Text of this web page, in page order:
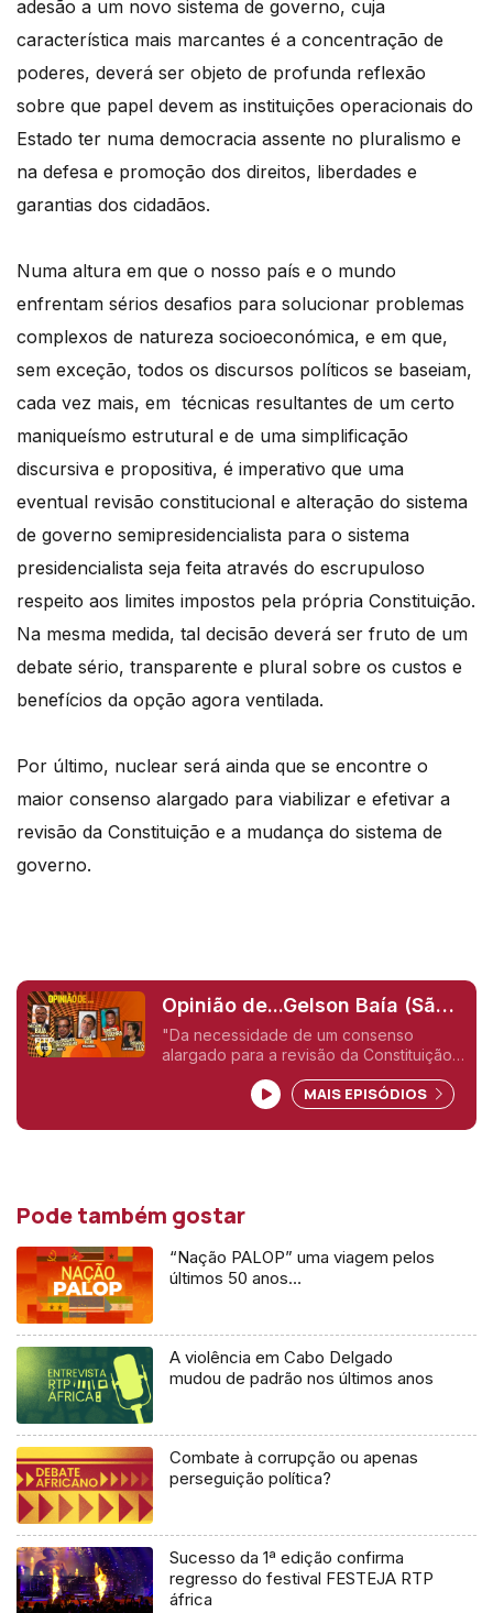
adesão a um novo sistema de governo, cuja
característica mais marcantes é a concentração de
poderes, deverá ser objeto de profunda reflexão
sobre que papel devem as instituições operacionais do
Estado ter numa democracia assente no pluralismo e
na defesa e promoção dos direitos, liberdades e
garantias dos cidadãos.
Numa altura em que o nosso país e o mundo
enfrentam sérios desafios para solucionar problemas
complexos de natureza socioeconómica, e em que,
sem exceção, todos os discursos políticos se baseiam,
cada vez mais, em técnicas resultantes de um certo
maniqueísmo estrutural e de uma simplificação
discursiva e propositiva, é imperativo que uma
eventual revisão constitucional e alteração do sistema
de governo semipresidencialista para o sistema
presidencialista seja feita através do escrupuloso
respeito aos limites impostos pela própria Constituição.
Na mesma medida, tal decisão deverá ser fruto de um
debate sério, transparente e plural sobre os custos e
benefícios da opção agora ventilada.
Por último, nuclear será ainda que se encontre o
maior consenso alargado para viabilizar e efetivar a
revisão da Constituição e a mudança do sistema de
governo.
Opinião de...Gelson Baía (São
Tomé e Príncipe),
"Da necessidade de um consenso
alargado para a revisão da Constituição
MAIS EPISÓDIOS
Pode também gostar
“Nação PALOP” uma viagem pelos
últimos 50 anos…
A violência em Cabo Delgado
mudou de padrão nos últimos anos
Combate à corrupção ou apenas
perseguição política?
Sucesso da 1ª edição confirma
regresso do festival FESTEJA RTP
áfrica